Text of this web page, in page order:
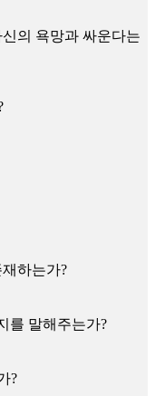
의 욕망과 싸운다는
하는가?
를 말해주는가?
?